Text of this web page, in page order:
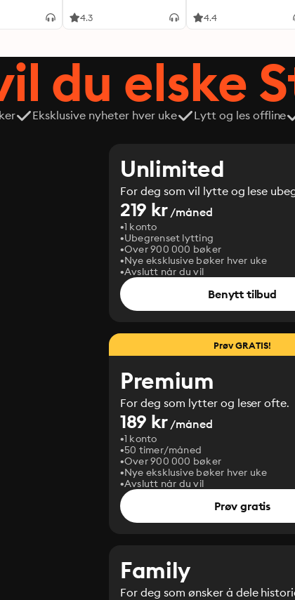
4.3 4.4
du elske
Eksklusive nyheter hver uke Lytt og les offline
Unlimited
For deg som vil lytte og lese
219 kr/måned
1 konto
Ubegrenset lytting
Over 900 000 bøker
Nye eksklusive bøker hver uke
Avslutt når du vil
Benytt tilbud
Prøv GRATIS!
Premium
For deg som lytter og leser ofte.
189 kr/måned
1 konto
50 timer/måned
Over 900 000 bøker
Nye eksklusive bøker hver uke
Avslutt når du vil
Prøv gratis
Family
For deg som ønsker å dele